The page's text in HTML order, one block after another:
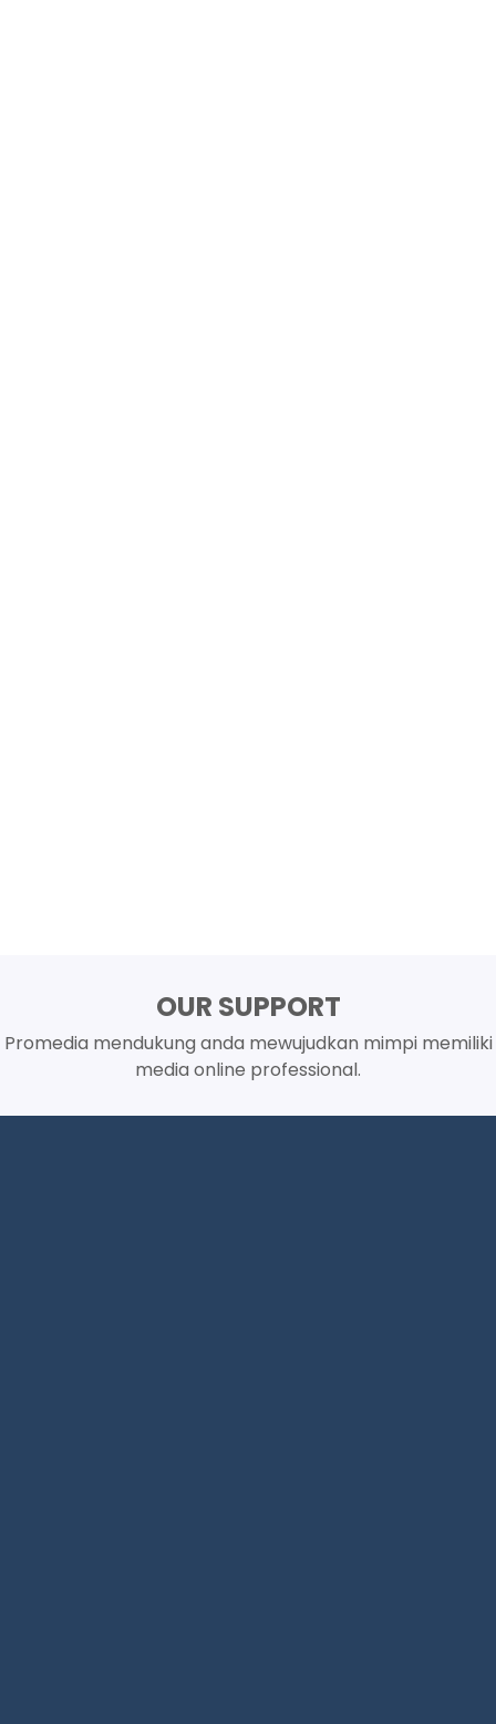
OUR SUPPORT
Promedia mendukung anda mewujudkan mimpi memiliki
media online professional.